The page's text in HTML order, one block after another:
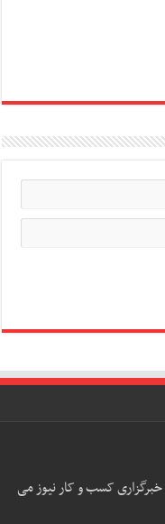
کسب و کار نیوز می